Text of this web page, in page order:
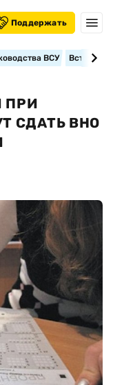
Поддержать
ВСУ
ПРИ
СДАТЬ ВНО